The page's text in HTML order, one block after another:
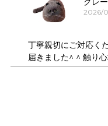
2026/
丁寧親切にご対応く
届きました^ ^ 触り心
ぽのパーツがしっか